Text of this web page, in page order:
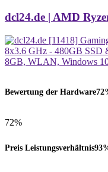
dcl24.de | AMD
Bewertung der Hardware
72%
Preis Leistungsverhältnis